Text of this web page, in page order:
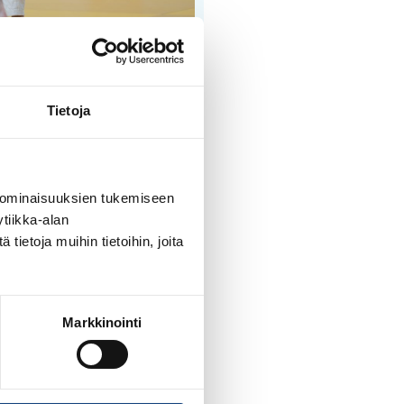
Tietoja
tukemiseen
alan
tietoja muihin tietoihin, joita
Markkinointi
kun tatamille astuvat
alle 18-vuotiaiden ja
käynnistyy 15.00
kohottaa voittopokaalin